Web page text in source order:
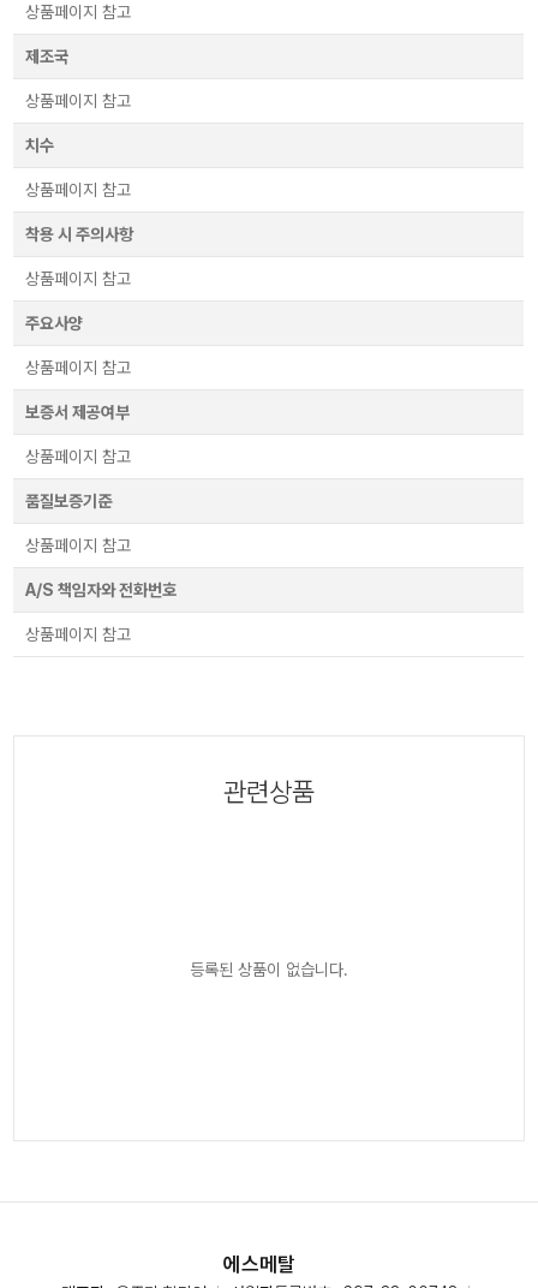
상품페이지 참고
제조국
상품페이지 참고
치수
상품페이지 참고
착용 시 주의사항
상품페이지 참고
주요사양
상품페이지 참고
보증서 제공여부
상품페이지 참고
품질보증기준
상품페이지 참고
A/S 책임자와 전화번호
상품페이지 참고
관련상품
등록된 상품이 없습니다.
에스메탈